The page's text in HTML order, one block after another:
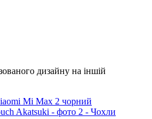
дизайну на іншій